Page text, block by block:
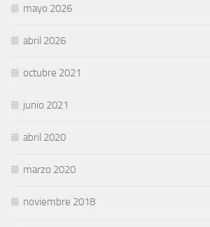
mayo 2026
abril 2026
octubre 2021
junio 2021
abril 2020
marzo 2020
noviembre 2018